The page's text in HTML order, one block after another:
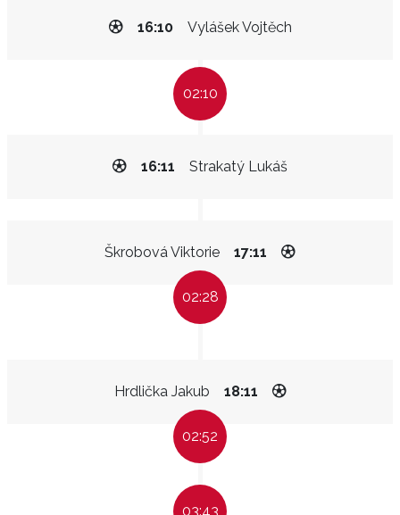
Vylášek Vojtěch
16:10
02:10
Strakatý Lukáš
16:11
Škrobová Viktorie 17:11
02:28
Hrdlička Jakub 18:11
02:52
03:43